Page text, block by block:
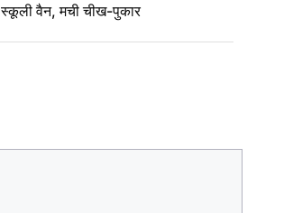
स्कूली वैन, मची चीख-पुकार